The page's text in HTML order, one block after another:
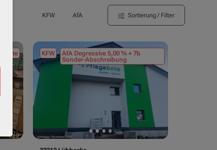
KFW AfA Sortierung / Filter
KFW
AfA Degressive 5,00 % + 7b
Sonder-Abschreibung